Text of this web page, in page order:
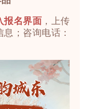
报名界面 ，上传
；咨询电话：